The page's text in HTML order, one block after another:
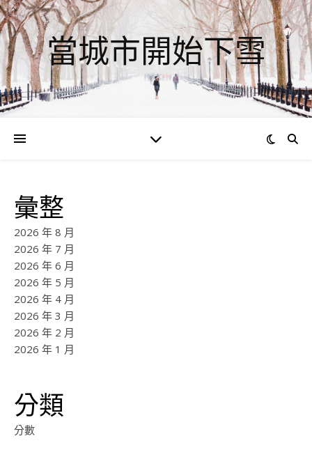
當城市開始下雪
彙整
2026 年 8 月
2026 年 7 月
2026 年 6 月
2026 年 5 月
2026 年 4 月
2026 年 3 月
2026 年 2 月
2026 年 1 月
分類
分數